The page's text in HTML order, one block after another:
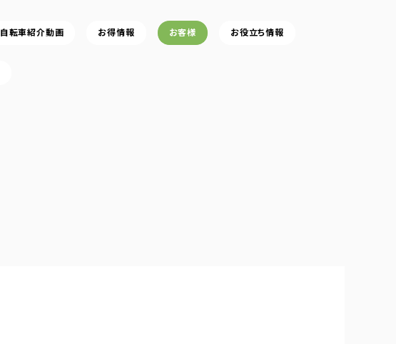
自転車紹介動画 お得情報 お客様 お役立ち情報